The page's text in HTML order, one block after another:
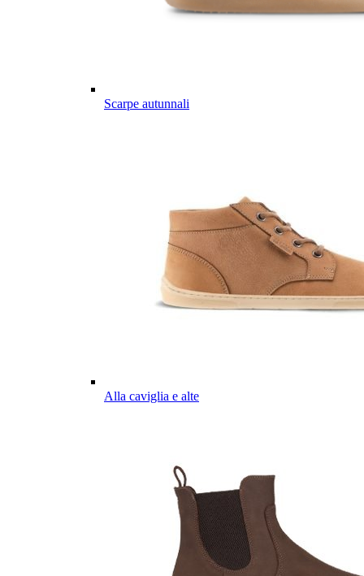
Scarpe autunnali
Alla caviglia e alte